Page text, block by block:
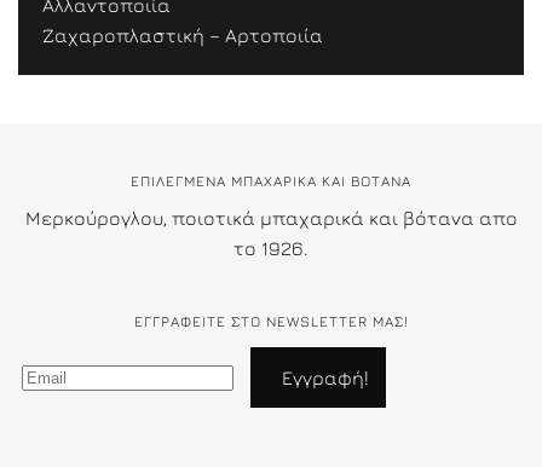
Αλλαντοποιία
Ζαχαροπλαστική – Αρτοποιία
ΕΠΙΛΕΓΜΕΝΑ ΜΠΑΧΑΡΙΚΑ ΚΑΙ ΒΟΤΑΝΑ
Μερκούρογλου, ποιοτικά μπαχαρικά και βότανα απο
το 1926.
ΕΓΓΡΑΦΕΊΤΕ ΣΤΟ NEWSLETTER ΜΑΣ!